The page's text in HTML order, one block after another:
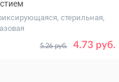
стерильная,
4.73 руб.
5.26 руб.
32x44 см с отверстием 5x14 см